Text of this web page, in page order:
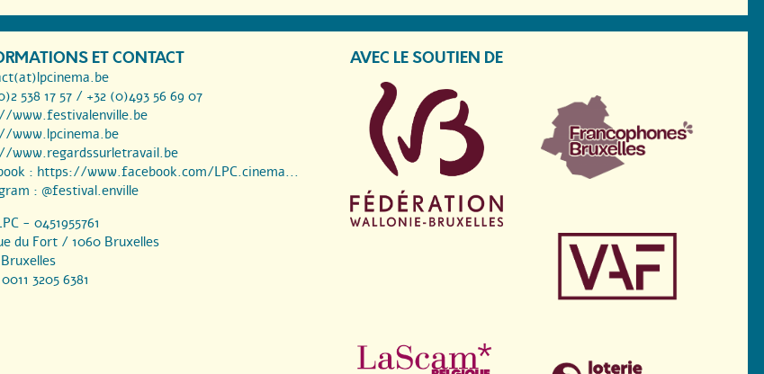
ET CONTACT
538 17 57 / +32 (0)493 56 69 07
www.festivalenville.be
www.lpcinema.be
www.regardssurletravail.be
: https://www.facebook.com/LPC.cinema...
: @festival.enville
- 0451955761
du Fort / 1060 Bruxelles
3205 6381
AVEC LE SOUTIEN DE